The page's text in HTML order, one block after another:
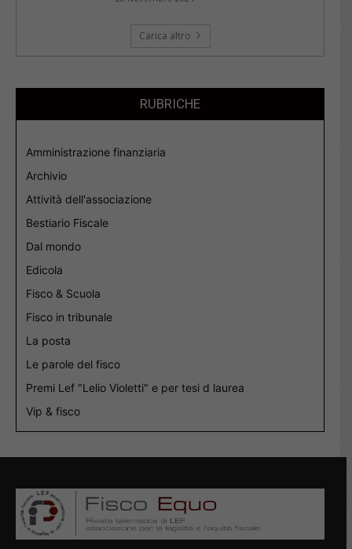
Carica altro
RUBRICHE
Amministrazione finanziaria
Archivio
Attività dell'associazione
Bestiario Fiscale
Dal mondo
Edicola
Fisco & Scuola
Fisco in tribunale
La posta
Le parole del fisco
Premi Lef "Lelio Violetti" e per tesi d laurea
Vip & fisco